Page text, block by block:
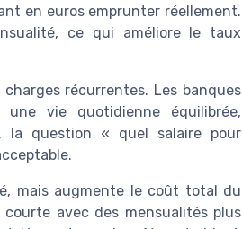
en euros emprunter réellement.
ce qui améliore le taux
récurrentes. Les banques
vie quotidienne équilibrée,
la question « quel salaire pour
mais augmente le coût total du
avec des mensualités plus